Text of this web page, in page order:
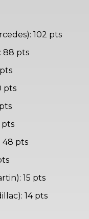
102 pts
88 pts
pts
pts
48 pts
15 pts
14 pts